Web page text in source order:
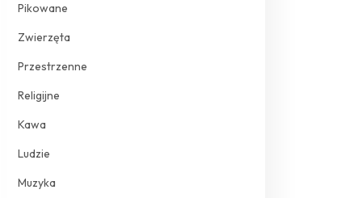
Pikowane
Zwierzęta
Przestrzenne
Religijne
Kawa
Ludzie
Muzyka